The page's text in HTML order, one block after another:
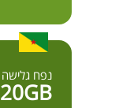
נפח גלישה
20GB